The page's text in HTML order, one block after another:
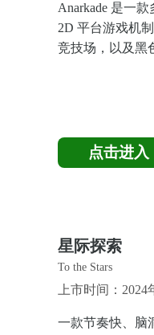
Anarkade 是一
2D 平台游戏机
竞技场，以及黑
点击进入
星际探索
To the Stars
上市时间：2024
一款节奏快、脑